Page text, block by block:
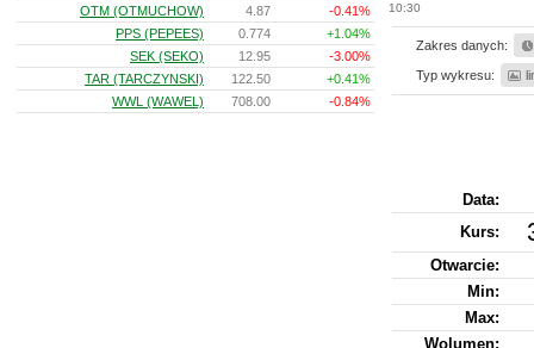
10:30
Zakres danych:
Typ wykresu:
Data:
Kurs:
Otwarcie:
Min:
Max:
Wolumen:
OTM (OTMUCHOW)
4.87
-0.41%
PPS (PEPEES)
0.774
+1.04%
SEK (SEKO)
12.95
-3.00%
TAR (TARCZYNSKI)
122.50
+0.41%
WWL (WAWEL)
708.00 -0.84%